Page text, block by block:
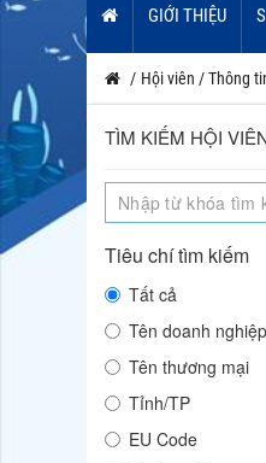
GIỚI THIỆU
/ Hội viên /Thông
TÌM KIẾM HỘI
Tiêu chí tìm kiếm
Tất cả
Tên doanh nghiệp
Tên thương mại
Tỉnh/TP
EU Code